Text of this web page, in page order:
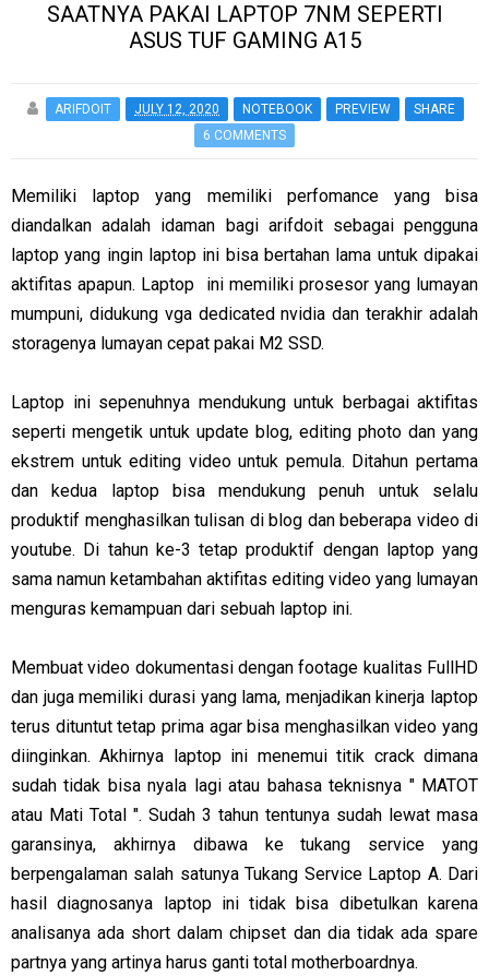
SAATNYA PAKAI LAPTOP 7NM SEPERTI
ASUS TUF GAMING A15
ARIFDOIT JULY 12, 2020 NOTEBOOK PREVIEW
SHARE
6 COMMENTS
Memiliki laptop yang memiliki perfomance yang bisa
diandalkan adalah idaman bagi arifdoit sebagai pengguna
laptop yang ingin laptop ini bisa bertahan lama untuk dipakai
aktifitas apapun. Laptop ini memiliki prosesor yang lumayan
mumpuni, didukung vga dedicated nvidia dan terakhir adalah
storagenya lumayan cepat pakai M2 SSD.
Laptop ini sepenuhnya mendukung untuk berbagai aktifitas
seperti mengetik untuk update blog, editing photo dan yang
ekstrem untuk editing video untuk pemula. Ditahun pertama
dan kedua laptop bisa mendukung penuh untuk selalu
produktif menghasilkan tulisan di blog dan beberapa video di
youtube. Di tahun ke-3 tetap produktif dengan laptop yang
sama namun ketambahan aktifitas editing video yang lumayan
menguras kemampuan dari sebuah laptop ini.
Membuat video dokumentasi dengan footage kualitas FullHD
dan juga memiliki durasi yang lama, menjadikan kinerja laptop
terus dituntut tetap prima agar bisa menghasilkan video yang
diinginkan. Akhirnya laptop ini menemui titik crack dimana
sudah tidak bisa nyala lagi atau bahasa teknisnya " MATOT
atau Mati Total ". Sudah 3 tahun tentunya sudah lewat masa
garansinya, akhirnya dibawa ke tukang service yang
berpengalaman salah satunya Tukang Service Laptop A. Dari
hasil diagnosanya laptop ini tidak bisa dibetulkan karena
analisanya ada short dalam chipset dan dia tidak ada spare
partnya yang artinya harus ganti total motherboardnya.